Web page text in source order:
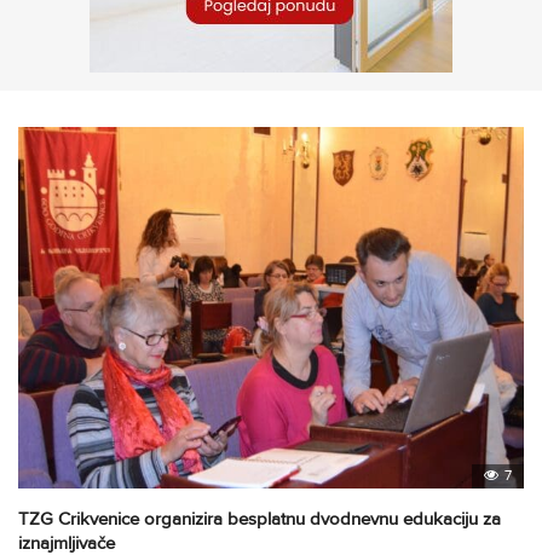
7
TZG Crikvenice organizira besplatnu dvodnevnu edukaciju za
iznajmljivače